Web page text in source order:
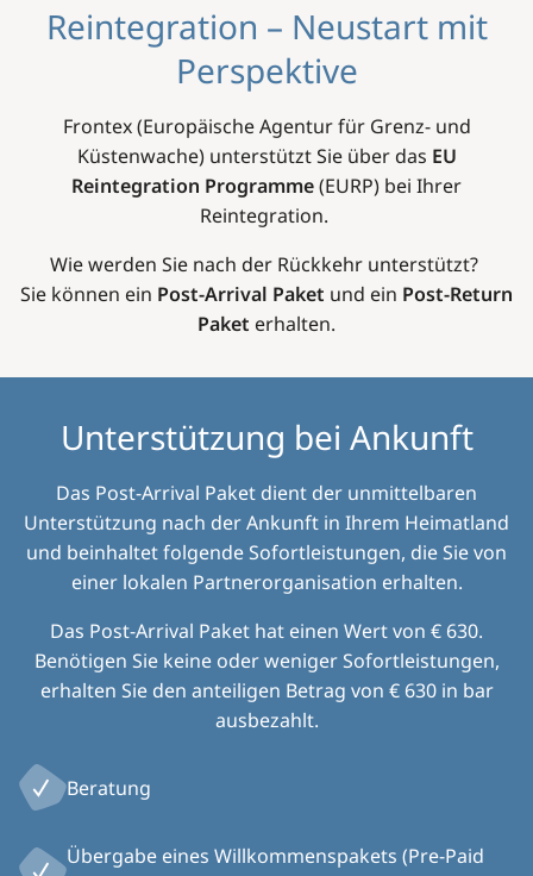
Reintegration – Neustart mit
Perspektive
Frontex (Europäische Agentur für Grenz- und
Küstenwache) unterstützt Sie über das EU
Reintegration Programme(EURP) bei Ihrer
Reintegration.
Wie werden Sie nach der Rückkehr unterstützt?
Sie können ein Post-Arrival Paket und ein Post-Return
Paket erhalten.
Unterstützung bei Ankunft
Das Post-Arrival Paket dient der unmittelbaren
Unterstützung nach der Ankunft in Ihrem Heimatland
und beinhaltet folgende Sofortleistungen, die Sie von
einer lokalen Partnerorganisation erhalten.
Das Post-Arrival Paket hat einen Wert von € 630.
Benötigen Sie keine oder weniger Sofortleistungen,
erhalten Sie den anteiligen Betrag von € 630 in bar
ausbezahlt.
Beratung
Übergabe eines Willkommenspakets (Pre-Paid